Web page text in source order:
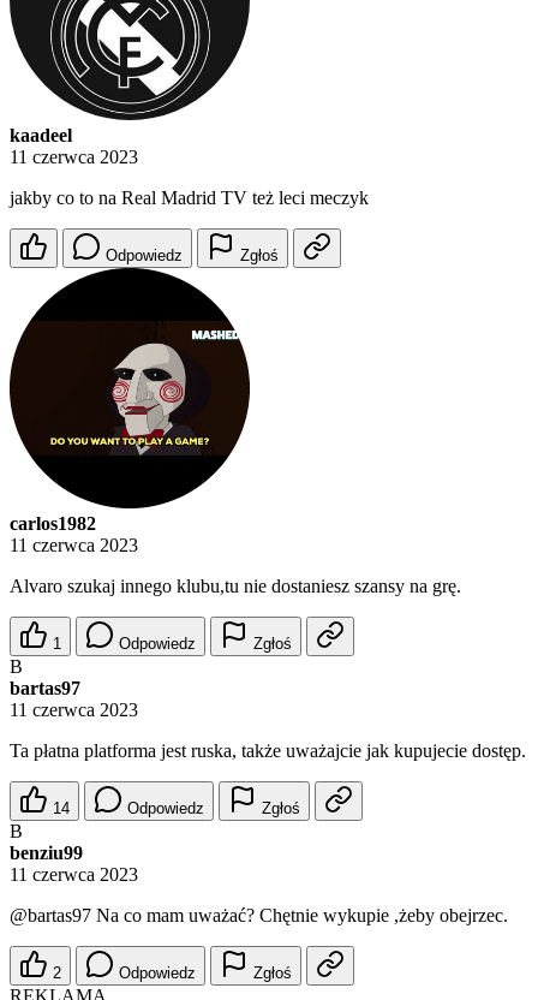
kaadeel
11 czerwca 2023
jakby co to na Real Madrid TV też leci meczyk
Odpowiedz Zgłoś
carlos1982
11 czerwca 2023
Alvaro szukaj innego klubu,tu nie dostaniesz szansy na grę.
1 Odpowiedz Zgłoś
B
bartas97
11 czerwca 2023
Ta płatna platforma jest ruska, także uważajcie jak kupujecie dostęp.
14 Odpowiedz Zgłoś
B
benziu99
11 czerwca 2023
@bartas97 Na co mam uważać? Chętnie wykupie ,żeby obejrzec.
2 Odpowiedz Zgłoś
REKLAMA